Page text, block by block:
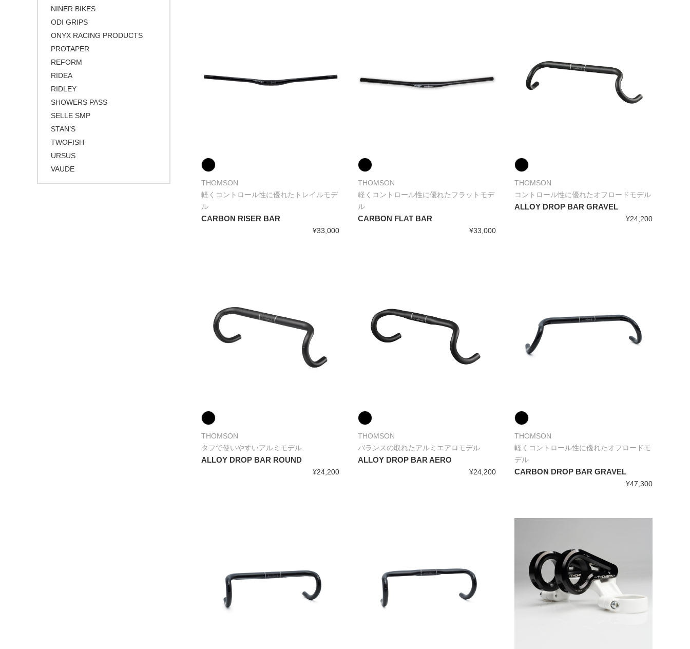
THOMSON
軽くコントロール性に優れたトレイルモデ
ル
CARBON RISER BAR
¥33,000
THOMSON
軽くコントロール性に優れたフラットモデ
ル
CARBON FLAT BAR
¥33,000
THOMSON
コントロール性に優れたオフロードモデル
ALLOY DROP BAR GRAVEL
¥24,200
THOMSON
タフで使いやすいアルミモデル
ALLOY DROP BAR ROUND
¥24,200
THOMSON
バランスの取れたアルミエアロモデル
ALLOY DROP BAR AERO
¥24,200
THOMSON
軽くコントロール性に優れたオフロードモ
デル
CARBON DROP BAR GRAVEL
¥47,300
NINER BIKES
ODI GRIPS
ONYX RACING PRODUCTS
PROTAPER
REFORM
RIDEA
RIDLEY
SHOWERS PASS
SELLE SMP
STAN’S
TWOFISH
URSUS
VAUDE